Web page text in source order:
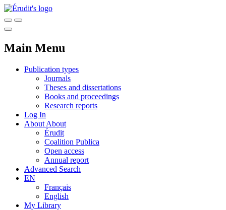
Main Menu
Publication types
Journals
Theses and dissertations
Books and proceedings
Research reports
Log In
About About
Érudit
Coalition Publica
Open access
Annual report
Advanced Search
EN
Français
English
My Library